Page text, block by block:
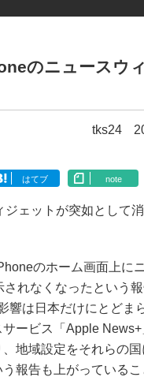
のニュースウ
tks24
はてブ note
ェットが突如として
のホーム画面上に
れなくなったという
響は日本だけにとどま
ービス「Apple
地域設定をそれらの
報告も上がっている